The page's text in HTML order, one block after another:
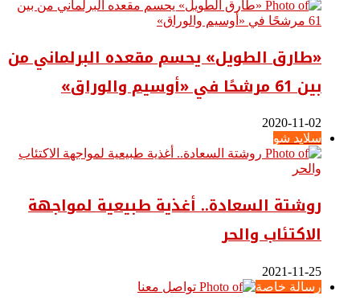
«طارق الطويل» يحسم مقعده البرلماني من
بين 61 مرشحًا في «أوسيم والوراق»
2020-11-02
سلايد شو
روشتة السعادة.. أغذية طبيعية لمواجهة
الاكتئاب والحر
2021-11-25
رسالة خاصة